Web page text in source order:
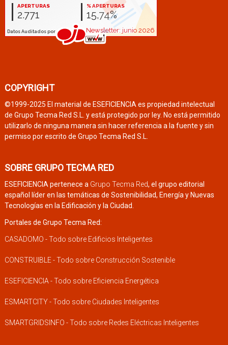
COPYRIGHT
©1999-2025 El material de ESEFICIENCIA es propiedad intelectual
de Grupo Tecma Red S.L. y está protegido por ley. No está permitido
utilizarlo de ninguna manera sin hacer referencia a la fuente y sin
permiso por escrito de Grupo Tecma Red S.L.
SOBRE GRUPO TECMA RED
ESEFICIENCIA pertenece a Grupo Tecma Red, el grupo editorial
español líder en las temáticas de Sostenibilidad, Energía y Nuevas
Tecnologías en la Edificación y la Ciudad.
Portales de Grupo Tecma Red:
CASADOMO - Todo sobre Edificios Inteligentes
CONSTRUIBLE - Todo sobre Construcción Sostenible
ESEFICIENCIA - Todo sobre Eficiencia Energética
ESMARTCITY - Todo sobre Ciudades Inteligentes
SMARTGRIDSINFO - Todo sobre Redes Eléctricas Inteligentes